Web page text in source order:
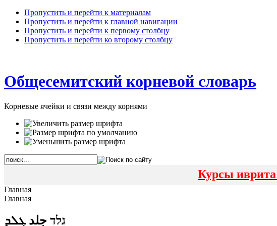
Пропустить и перейти к материалам
Пропустить и перейти к главной навигации
Пропустить и перейти к первому столбцу
Пропустить и перейти ко второму столбцу
Общесемитский корневой словарь
Корневые ячейки и связи между корнями
Курсы
Главная
Главная
גלד جلد ܓܠܕ